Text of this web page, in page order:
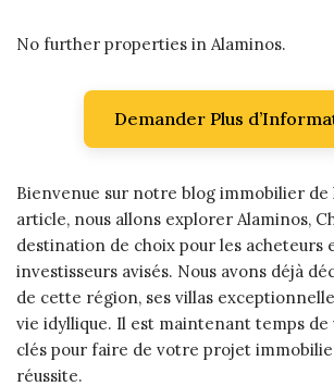
No further properties in Alaminos.
Demander Plus
Bienvenue sur notre blog immobilier de
article, nous allons explorer Alaminos,
destination de choix pour les acheteurs
investisseurs avisés. Nous avons déjà
de cette région, ses villas
vie idyllique. Il est maintenant temps de
clés pour faire de votre projet
réussite.